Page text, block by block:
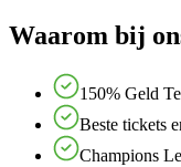
Waarom bij
150% Geld
Beste tickets
Champions